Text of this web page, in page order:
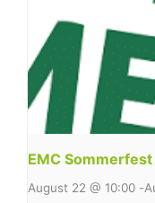
EMC
August 22 @ 10:00 -